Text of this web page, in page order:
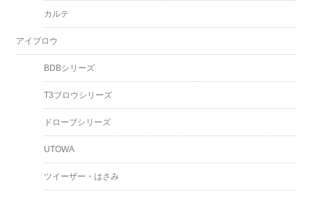
カルテ
アイブロウ
BDBシリーズ
T3ブロウシリーズ
ドローブシリーズ
UTOWA
ツイーザー・はさみ